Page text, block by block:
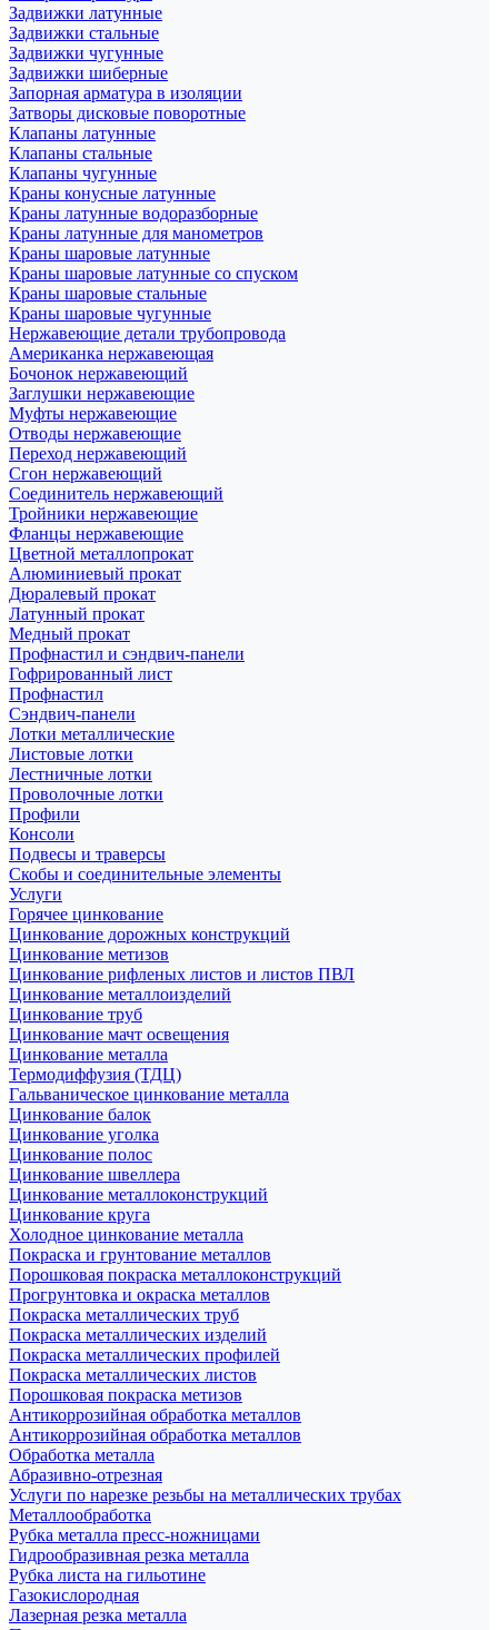
Задвижки латунные
Задвижки стальные
Задвижки чугунные
Задвижки шиберные
Запорная арматура в изоляции
Затворы дисковые поворотные
Клапаны латунные
Клапаны стальные
Клапаны чугунные
Краны конусные латунные
Краны латунные водоразборные
Краны латунные для манометров
Краны шаровые латунные
Краны шаровые латунные со спуском
Краны шаровые стальные
Краны шаровые чугунные
Нержавеющие детали трубопровода
Американка нержавеющая
Бочонок нержавеющий
Заглушки нержавеющие
Муфты нержавеющие
Отводы нержавеющие
Переход нержавеющий
Сгон нержавеющий
Соединитель нержавеющий
Тройники нержавеющие
Фланцы нержавеющие
Цветной металлопрокат
Алюминиевый прокат
Дюралевый прокат
Латунный прокат
Медный прокат
Профнастил и сэндвич-панели
Гофрированный лист
Профнастил
Сэндвич-панели
Лотки металлические
Листовые лотки
Лестничные лотки
Проволочные лотки
Профили
Консоли
Подвесы и траверсы
Скобы и соединительные элементы
Услуги
Горячее цинкование
Цинкование дорожных конструкций
Цинкование метизов
Цинкование рифленых листов и листов ПВЛ
Цинкование металлоизделий
Цинкование труб
Цинкование мачт освещения
Цинкование металла
Термодиффузия (ТДЦ)
Гальваническое цинкование металла
Цинкование балок
Цинкование уголка
Цинкование полос
Цинкование швеллера
Цинкование металлоконструкций
Цинкование круга
Холодное цинкование металла
Покраска и грунтование металлов
Порошковая покраска металлоконструкций
Прогрунтовка и окраска металлов
Покраска металлических труб
Покраска металлических изделий
Покраска металлических профилей
Покраска металлических листов
Порошковая покраска метизов
Антикоррозийная обработка металлов
Антикоррозийная обработка металлов
Обработка металла
Абразивно-отрезная
Услуги по нарезке резьбы на металлических трубах
Металлообработка
Рубка металла пресс-ножницами
Гидрообразивная резка металла
Рубка листа на гильотине
Газокислородная
Лазерная резка металла